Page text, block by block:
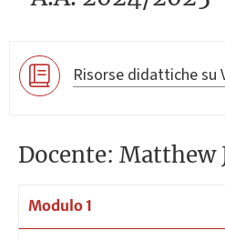
Risorse didattiche su
Docente: Matthew
Modulo 1